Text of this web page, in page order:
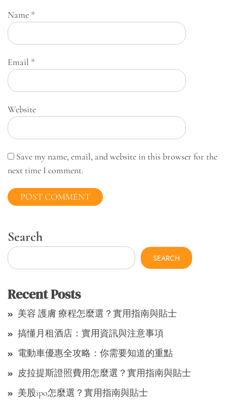
Name *
Email *
Website
Save my name, email, and website in this browser for the
next time I comment.
Search
SEARCH
Recent Posts
美容 護膚 療程怎麼選？實用指南與貼士
搞懂月租酒店：實用資訊與注意事項
電動車優惠全攻略：你需要知道的重點
皮拉提斯證照費用怎麼選？實用指南與貼士
美股ipo怎麼選？實用指南與貼士